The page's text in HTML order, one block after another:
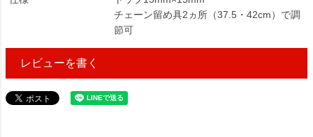
チェーン留め具2ヵ所（37.5・42cm）で調
節可
レビューを書く